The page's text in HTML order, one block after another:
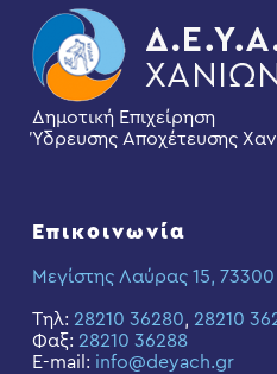
Δημοτική Επιχείρηση
Ύδρευσης Αποχέτευσης
Επικοινωνία
Μεγίστης Λαύρας 15,
Τηλ: 28210 36280, 28210
Φαξ: 28210 36288
E-mail: info@deyach.gr